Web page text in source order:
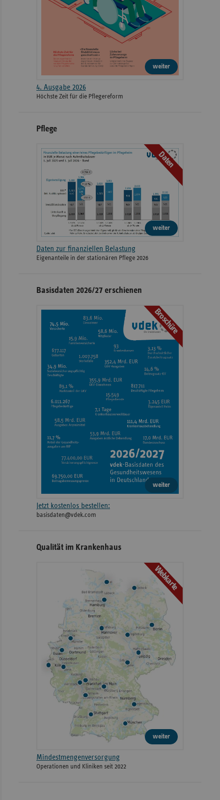
weiter
4. Ausgabe 2026
Höchste Zeit für die Pflegereform
Pflege
Daten
weiter
Daten zur finanziellen Belastung
Eigenanteile in der stationären Pflege 2026
Basisdaten 2026/27 erschienen
Broschüre
weiter
Jetzt kostenlos bestellen:
basisdaten@vdek.com
Qualität im Krankenhaus
Webkarte
weiter
Mindestmengenversorgung
Operationen und Kliniken seit 2022